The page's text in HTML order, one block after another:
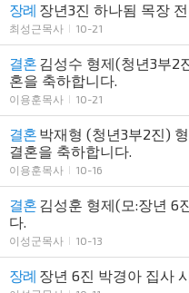
장례 장년3진 하나됨 목장
최성근목사 10-21
결혼 김성수 형제(청년3부2
혼을 축하합니다.
이용훈목사 10-21
결혼 박재형 (청년3부2진)
결혼을 축하합니다.
이용훈목사 10-16
결혼 김성훈 형제(모:장년 6
다.
이성군목사 10-13
장례 장년 6진 박경아 집사